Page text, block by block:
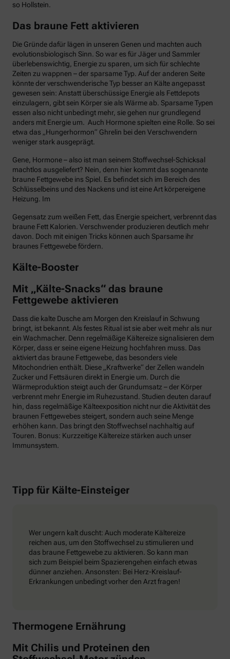
so Hollstein.
Das braune Fett aktivieren
Die Gründe dafür lägen in unseren Genen und machten auch
evolutionsbiologisch Sinn. So war es für Jäger und Sammler
überlebenswichtig, Energie zu sparen, um sich für schlechte
Zeiten zu wappnen – der sparsame Typ. Auf der anderen Seite
könnte der verschwenderische Typ besser an Kälte angepasst
gewesen sein: Anstatt überschüssige Energie als Fettdepots
einzulagern, gibt sein Körper sie als Wärme ab. Sparsame Typen
essen also nicht unbedingt mehr, sie gehen nur grundlegend
anders mit Energie um. Auch Hormone spielten eine Rolle. So sei
etwa das „Hungerhormon“ Ghrelin bei den Verschwendern
weniger stark ausgeprägt.
Gene, Hormone – also ist man seinem Stoffwechsel-Schicksal
machtlos ausgeliefert? Nein, denn hier kommt das sogenannte
braune Fettgewebe ins Spiel. Es befindet sich im Bereich des
Schlüsselbeins und des Nackens und ist eine Art körpereigene
Heizung. Im
Gegensatz zum weißen Fett, das Energie speichert, verbrennt das
braune Fett Kalorien. Verschwender produzieren deutlich mehr
davon. Doch mit einigen Tricks können auch Sparsame ihr
braunes Fettgewebe fördern.
Kälte-Booster
Mit „Kälte-Snacks“ das braune
Fettgewebe aktivieren
Dass die kalte Dusche am Morgen den Kreislauf in Schwung
bringt, ist bekannt. Als festes Ritual ist sie aber weit mehr als nur
ein Wachmacher. Denn regelmäßige Kältereize signalisieren dem
Körper, dass er seine eigene Heizung hochfahren muss. Das
aktiviert das braune Fettgewebe, das besonders viele
Mitochondrien enthält. Diese „Kraftwerke“ der Zellen wandeln
Zucker und Fettsäuren direkt in Energie um. Durch die
Wärmeproduktion steigt auch der Grundumsatz – der Körper
verbrennt mehr Energie im Ruhezustand. Studien deuten darauf
hin, dass regelmäßige Kälteexposition nicht nur die Aktivität des
braunen Fettgewebes steigert, sondern auch seine Menge
erhöhen kann. Das bringt den Stoffwechsel nachhaltig auf
Touren. Bonus: Kurzzeitige Kältereize stärken auch unser
Immunsystem.
Tipp für Kälte-Einsteiger
Wer ungern kalt duscht: Auch moderate Kältereize
reichen aus, um den Stoffwechsel zu stimulieren und
das braune Fettgewebe zu aktivieren. So kann man
sich zum Beispiel beim Spazierengehen einfach etwas
dünner anziehen. Ansonsten: Bei Herz-Kreislauf-
Erkrankungen unbedingt vorher den Arzt fragen!
Thermogene Ernährung
Mit Chilis und Proteinen den